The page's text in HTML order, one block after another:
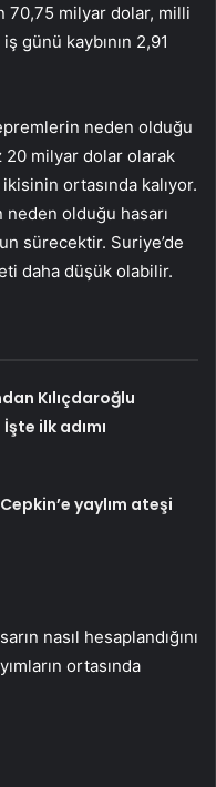
70,75 milyar dolar, milli
günü kaybının 2,91
neden olduğu
20 milyar dolar olarak
ortasında kalıyor.
neden olduğu hasarı
sürecektir. Suriye’de
daha düşük olabilir.
Kılıçdaroğlu
ilk adımı
yaylım ateşi
nasıl hesaplandığını
ortasında